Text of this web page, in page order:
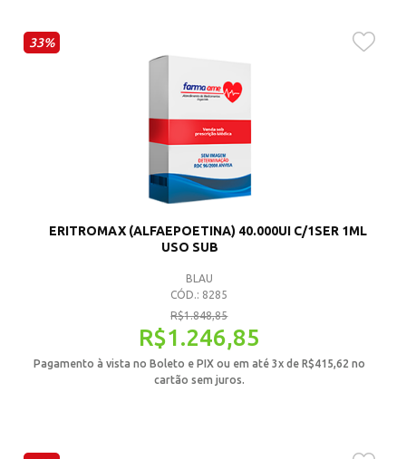
33%
ERITROMAX (ALFAEPOETINA) 40.000UI C/1SER 1ML
USO SUB
BLAU
CÓD.: 8285
R$1.848,85
R$1.246,85
Pagamento à vista no Boleto e PIX ou em até 3x de R$415,62 no
cartão sem juros.